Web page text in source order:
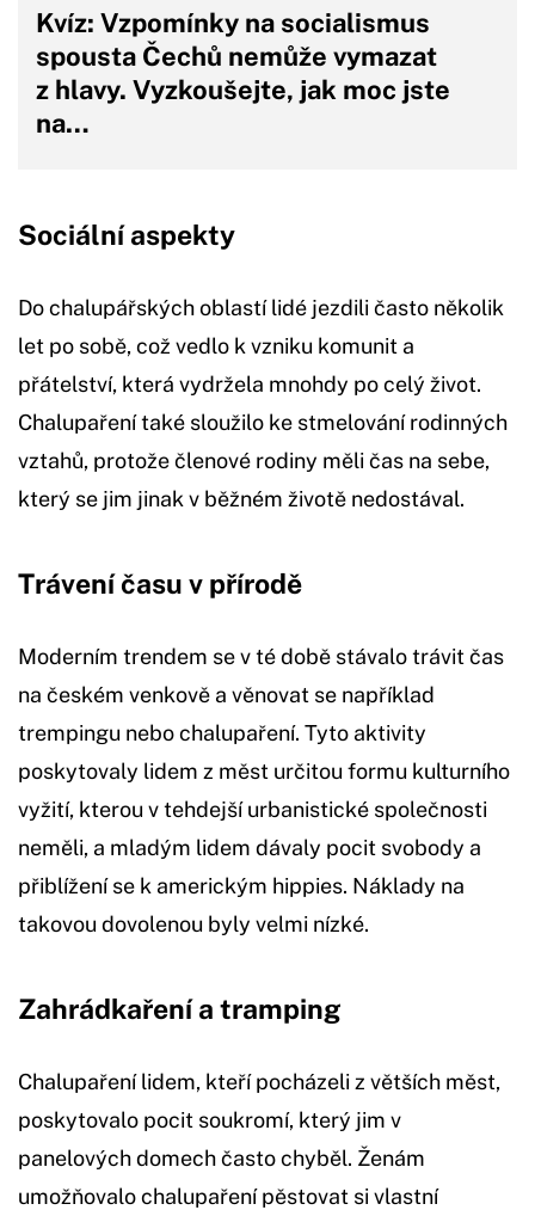
Kvíz: Vzpomínky na socialismus
spousta Čechů nemůže vymazat
z hlavy. Vyzkoušejte, jak moc jste
na…
Sociální aspekty
Do chalupářských oblastí lidé jezdili často několik
let po sobě, což vedlo k vzniku komunit a
přátelství, která vydržela mnohdy po celý život.
Chalupaření také sloužilo ke stmelování rodinných
vztahů, protože členové rodiny měli čas na sebe,
který se jim jinak v běžném životě nedostával.
Trávení času v přírodě
Moderním trendem se v té době stávalo trávit čas
na českém venkově a věnovat se například
trempingu nebo chalupaření. Tyto aktivity
poskytovaly lidem z měst určitou formu kulturního
vyžití, kterou v tehdejší urbanistické společnosti
neměli, a mladým lidem dávaly pocit svobody a
přiblížení se k americkým hippies. Náklady na
takovou dovolenou byly velmi nízké.
Zahrádkaření a tramping
Chalupaření lidem, kteří pocházeli z větších měst,
poskytovalo pocit soukromí, který jim v
panelových domech často chyběl. Ženám
umožňovalo chalupaření pěstovat si vlastní